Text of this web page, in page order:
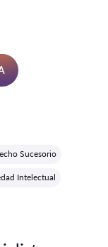
Sucesorio
Intelectual